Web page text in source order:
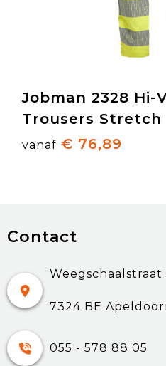
Jobman 2328 Hi-
Trousers Stretch
vanaf € 76,89
Contact
Weegschaalstraat
7324 BE
055 - 578 88 05